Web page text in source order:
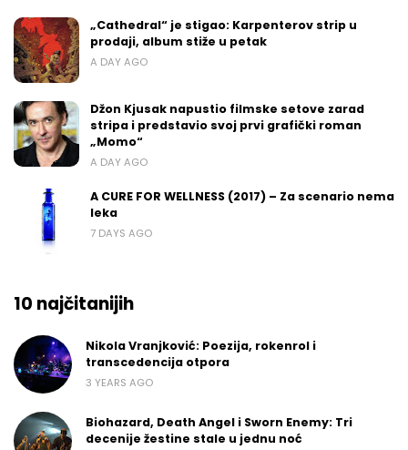
„Cathedral“ je stigao: Karpenterov strip u
prodaji, album stiže u petak
A DAY AGO
Džon Kjusak napustio filmske setove zarad
stripa i predstavio svoj prvi grafički roman
„Momo“
A DAY AGO
A CURE FOR WELLNESS (2017) – Za scenario nema
leka
7 DAYS AGO
10 najčitanijih
Nikola Vranjković: Poezija, rokenrol i
transcedencija otpora
3 YEARS AGO
Biohazard, Death Angel i Sworn Enemy: Tri
decenije žestine stale u jednu noć